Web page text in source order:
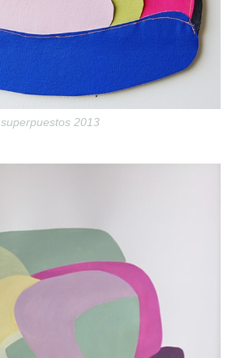
superpuestos 2013